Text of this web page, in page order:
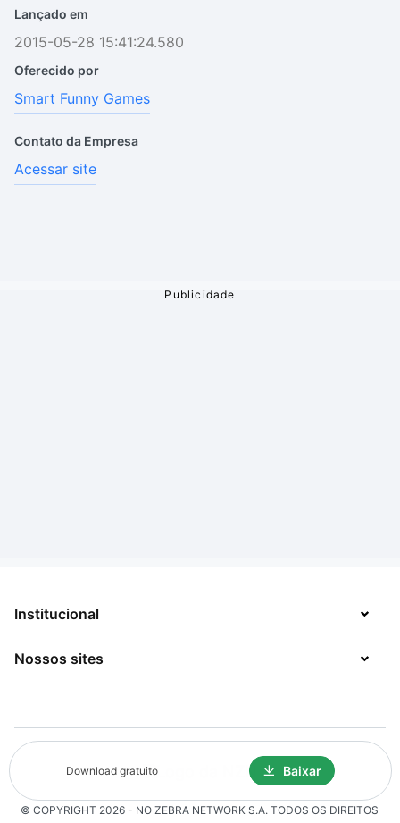
Download gratuito Baixar
Lançado em
2015-05-28 15:41:24.580
Oferecido por
Smart Funny Games
Contato da Empresa
Acessar site
Institucional
Sobre
Jobs
Política de Privacidade
Solicitação de Exclusão de Dados
Nossos sites
Mega Curioso
Minha Série
Click Jogos
© COPYRIGHT 2026 - NO ZEBRA NETWORK S.A. TODOS OS DIREITOS